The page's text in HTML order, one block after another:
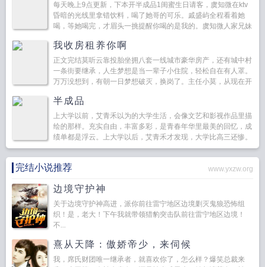
每天晚上9点更新，下本开半成品1闺蜜生日请客，虞知微在ktv
昏暗的光线里拿错饮料，喝了她哥的可乐。戚盛屿全程看着她
喝，等她喝完，才眉头一挑提醒你喝的是我的。虞知微人家兄妹
我收房租养你啊
正文完结莫听云靠投胎坐拥八套一线城市豪华房产，还有城中村
一条街要继承，人生梦想是当一辈子小住院，轻松自在有人罩。
万万没想到，有朝一日梦想破灭，换岗了。主任小莫，从现在开
半成品
上大学以前，艾青禾以为的大学生活，会像文艺和影视作品里描
绘的那样。充实自由，丰富多彩，是青春年华里最美的回忆，成
绩单都是浮云。上大学以后，艾青禾才发现，大学比高三还惨。
她连杀鸡都不会，却能给大鼠小鼠兔子牛蛙开膛扒皮她学会了在
各种...
完结小说推荐 www.yxzw.org
边境守护神
关于边境守护神高进，派你前往雷宁地区边境剿灭鬼狼恐怖组
织！是，老大！下午我就带领猎豹突击队前往雷宁地区边境！
不...
熹从天降：傲娇帝少，来伺候
我，席氏财团唯一继承者，就喜欢你了，怎么样？爆笑总裁来